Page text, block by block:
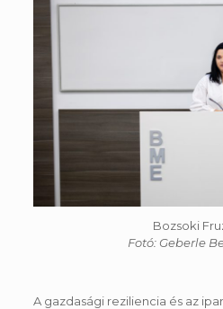
Bozsoki
Fotó: Geberle
A gazdasági reziliencia és az